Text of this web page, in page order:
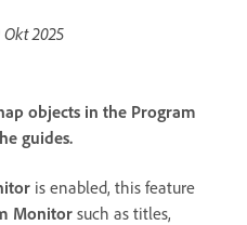
Okt 2025
objects in the Program
guides.
is enabled, this feature
Monitor such as titles,